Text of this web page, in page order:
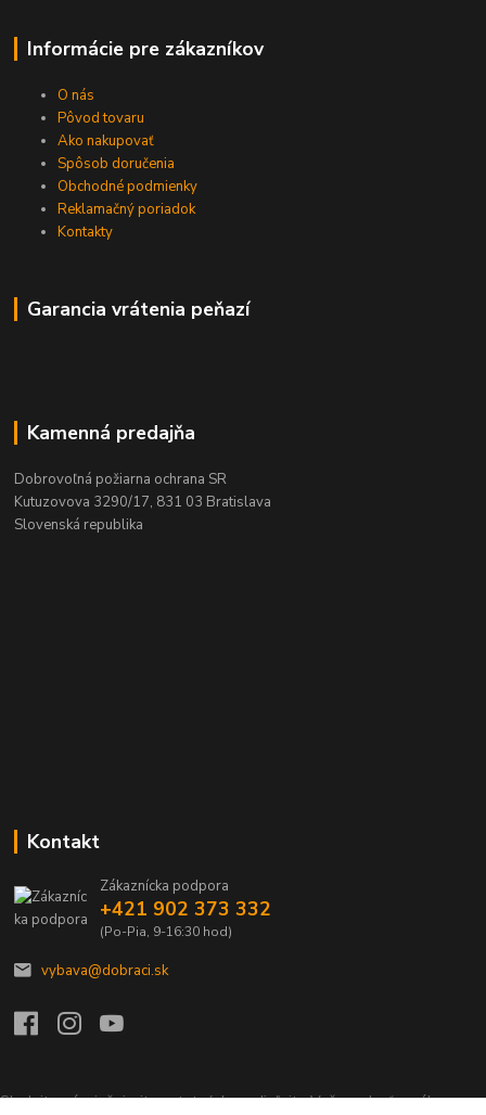
Informácie pre zákazníkov
O nás
Pôvod tovaru
Ako nakupovať
Spôsob doručenia
Obchodné podmienky
Reklamačný poriadok
Kontakty
Garancia vrátenia peňazí
Kamenná predajňa
Dobrovoľná požiarna ochrana SR
Kutuzovova 3290/17, 831 03 Bratislava
Slovenská republika
Kontakt
Zákaznícka podpora
+421 902 373 332
(Po-Pia, 9-16:30 hod)
vybava@dobraci.sk
Sledujte nás, inšpirujte ostatných a zdieľajte Vašu radosť z nákupu a